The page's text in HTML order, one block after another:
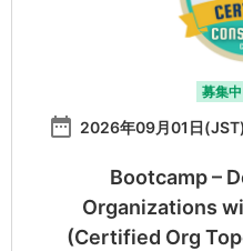
募集中
date_range 2026年09月01日
Bootcamp –
Organizations
(Certified Org